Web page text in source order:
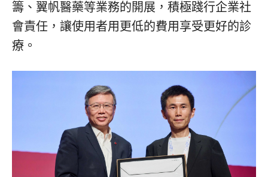
籌、翼帆醫藥等業務的開展，積極踐行企業社
會責任，讓使用者用更低的費用享受更好的診
療。